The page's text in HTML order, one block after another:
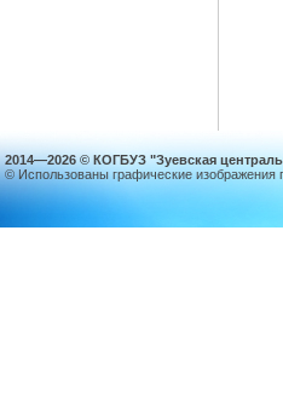
2014—2026 © КОГБУЗ "Зуевская
© Использованы графические изображения